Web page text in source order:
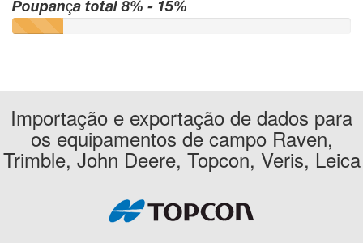
Poupança total 8% - 15%
Importação e exportação de dados para
os equipamentos de campo Raven,
Trimble, John Deere, Topcon, Veris, Leica